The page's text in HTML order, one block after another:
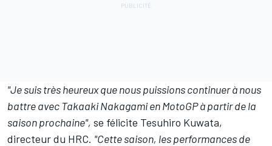
"Je suis très heureux que nous puissions continuer à nous
battre avec Takaaki Nakagami en MotoGP à partir de la
saison prochaine", se félicite Tesuhiro Kuwata,
directeur du HRC. "Cette saison, les performances de